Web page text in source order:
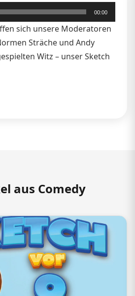
00:00
sich unsere Moderatoren
Sträche und Andy
Witz – unser Sketch
aus Comedy